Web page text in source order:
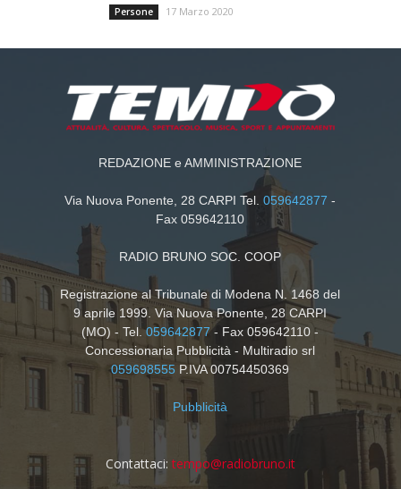
Persone 17 Marzo 2020
REDAZIONE e AMMINISTRAZIONE
Via Nuova Ponente, 28 CARPI Tel.059642877 -
Fax 059642110
RADIO BRUNO SOC. COOP
Registrazione al Tribunale di Modena N. 1468 del
9 aprile 1999. Via Nuova Ponente, 28 CARPI
(MO) - Tel.059642877- Fax 059642110 -
Concessionaria Pubblicità - Multiradio srl
059698555 P.IVA 00754450369
Pubblicità
Contattaci: tempo@radiobruno.it